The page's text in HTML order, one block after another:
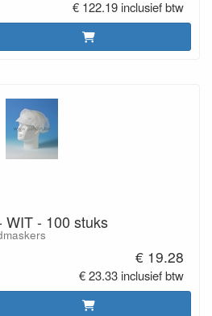
€ 122.19 inclusief btw
WIT - 100 stuks
€ 19.28
€ 23.33 inclusief btw